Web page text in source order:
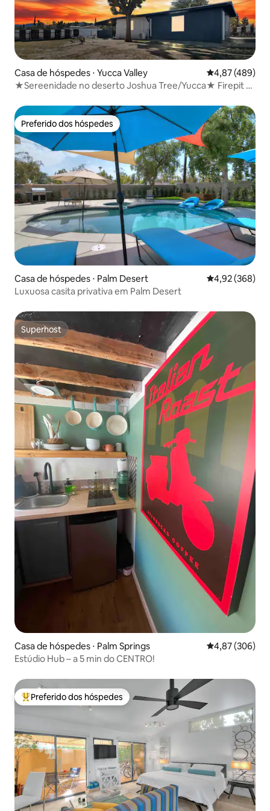
Casa de hóspedes ⋅ Yucca Valley 4,87 de uma
4,87 (489)
★Sereenidade no deserto Joshua Tree/Yucca★ Firepit e
Preferido dos hóspedes
Preferido dos hóspedes
Casa de hóspedes ⋅ Palm Desert 4,92 de uma
4,92 (368)
Luxuosa casita privativa em Palm Desert
Superhost
Superhost
Casa de hóspedes ⋅ Palm Springs 4,87 de uma
4,87 (306)
Estúdio Hub – a 5 min do CENTRO!
Entre os melhores preferidos dos hóspedes
Preferido dos hóspedes